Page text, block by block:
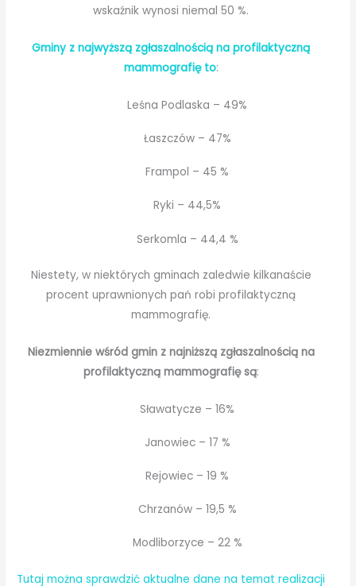
wskaźnik wynosi niemal 50 %.
Gminy z najwyższą zgłaszalnością na profilaktyczną
mammografię to:
Leśna Podlaska – 49%
Łaszczów – 47%
Frampol – 45 %
Ryki – 44,5%
Serkomla – 44,4 %
Niestety, w niektórych gminach zaledwie kilkanaście
procent uprawnionych pań robi profilaktyczną
mammografię.
Niezmiennie wśród gmin z najniższą zgłaszalnością na
profilaktyczną mammografię są:
Sławatycze – 16%
Janowiec – 17 %
Rejowiec – 19 %
Chrzanów – 19,5 %
Modliborzyce – 22 %
Tutaj można sprawdzić aktualne dane na temat realizacji